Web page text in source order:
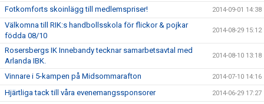
Fotkomforts skoinlägg till medlemspriser! 2014-09-01 14:38
Välkomna till RIK:s handbollsskola för flickor & pojkar
födda 08/10
2014-08-29 15:12
Rosersbergs IK Innebandy tecknar samarbetsavtal med
Arlanda IBK.
2014-08-10 13:18
Vinnare i 5-kampen på Midsommarafton 2014-07-10 14:16
Hjärtliga tack till våra evenemangssponsorer 2014-06-29 17:27